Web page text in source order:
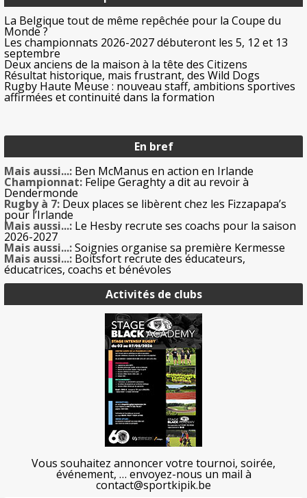
La Belgique tout de même repêchée pour la Coupe du
Monde ?
Les championnats 2026-2027 débuteront les 5, 12 et 13
septembre
Deux anciens de la maison à la tête des Citizens
Résultat historique, mais frustrant, des Wild Dogs
Rugby Haute Meuse : nouveau staff, ambitions sportives
affirmées et continuité dans la formation
En bref
Mais aussi...: Ben McManus en action en Irlande
Championnat: Felipe Geraghty a dit au revoir à
Dendermonde
Rugby à 7: Deux places se libèrent chez les Fizzapapa’s
pour l’Irlande
Mais aussi...: Le Hesby recrute ses coachs pour la saison
2026-2027
Mais aussi...:Soignies organise sa première Kermesse
Mais aussi...: Boitsfort recrute des éducateurs,
éducatrices, coachs et bénévoles
Activités de clubs
Vous souhaitez annoncer votre tournoi, soirée,
événement, … envoyez-nous un mail à
contact@sportkipik.be